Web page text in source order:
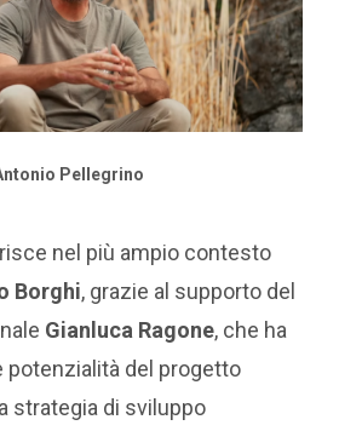
Pellegrino
nel più ampio contesto
Borghi, grazie al supporto del
Gianluca Ragone, che ha
potenzialità del progetto
strategia di sviluppo